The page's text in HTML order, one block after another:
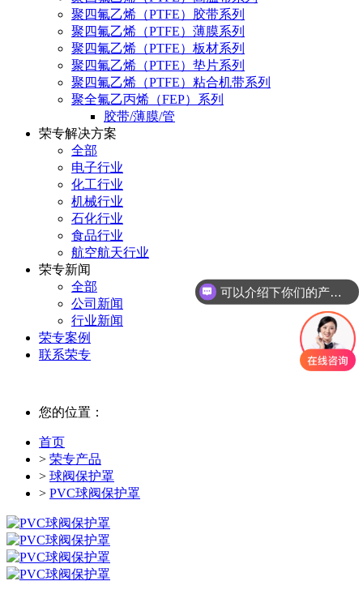
聚四氟乙烯（PTFE）胶带系列
聚四氟乙烯（PTFE）薄膜系列
聚四氟乙烯（PTFE）板材系列
聚四氟乙烯（PTFE）垫片系列
聚四氟乙烯（PTFE）粘合机带系列
聚全氟乙丙烯（FEP）系列
胶带/薄膜/管
荣专解决方案
全部
电子行业
化工行业
机械行业
石化行业
食品行业
航空航天行业
荣专新闻
全部
公司新闻
行业新闻
荣专案例
联系荣专
您的位置：
首页
> 荣专产品
> 球阀保护罩
> PVC球阀保护罩
可以介绍下你们的产品么